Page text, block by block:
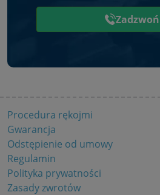
Zadzwoń
Procedura rękojmi
Gwarancja
Odstępienie od umowy
Regulamin
Polityka prywatności
Zasady zwrotów